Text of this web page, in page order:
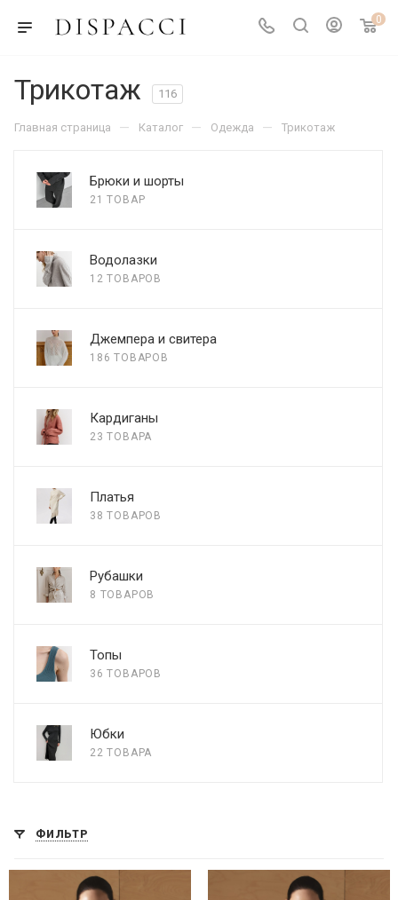
0
Трикотаж 116
Главная страница — Каталог — Одежда — Трикотаж
Брюки и шорты
21 ТОВАР
Водолазки
12 ТОВАРОВ
Джемпера и свитера
186 ТОВАРОВ
Кардиганы
23 ТОВАРА
Платья
38 ТОВАРОВ
Рубашки
8 ТОВАРОВ
Топы
36 ТОВАРОВ
Юбки
22 ТОВАРА
ФИЛЬТР